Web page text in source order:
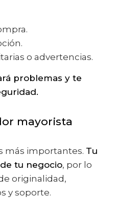
o advertencias.
problemas y te
mayorista
más importantes. Tu
tu negocio, por lo
originalidad,
y soporte.